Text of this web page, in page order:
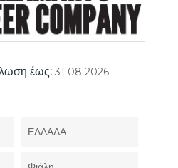
έως: 31 08 2026
ΕΛΛΑΔΑ